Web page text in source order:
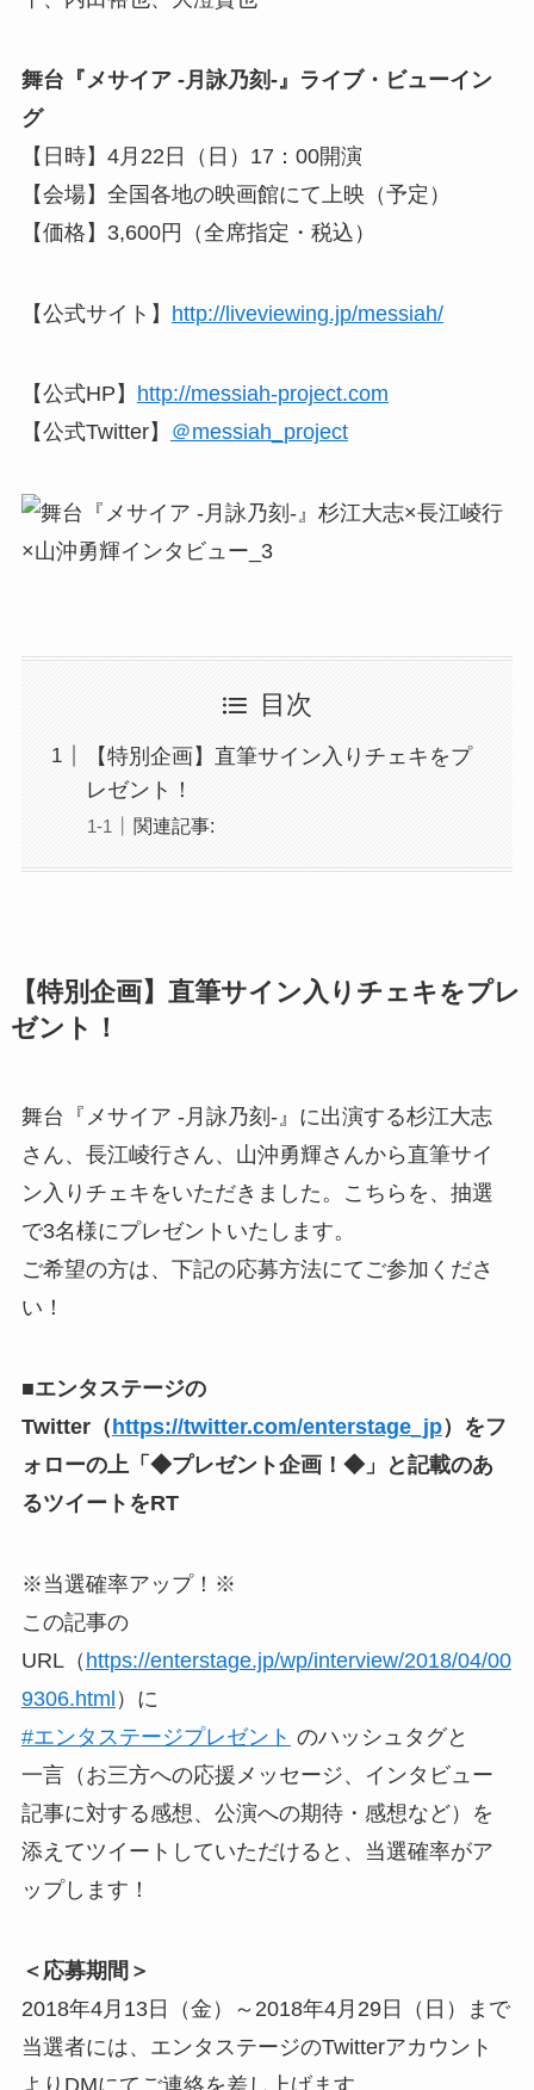
舞台『メサイア -月詠乃刻-』ライブ・ビューイン
グ
【日時】4月22日（日）17：00開演
【会場】全国各地の映画館にて上映（予定）
【価格】3,600円（全席指定・税込）
【公式サイト】 http://liveviewing.jp/messiah/
【公式HP】
http://messiah-project.com
【公式Twitter】
＠messiah_project
目次
【特別企画】直筆サイン入りチェキをプ
レゼント！
関連記事:
【特別企画】直筆サイン入りチェキをプレ
ゼント！
舞台『メサイア -月詠乃刻-』に出演する杉江大志
さん、長江崚行さん、山沖勇輝さんから直筆サイ
ン入りチェキをいただきました。こちらを、抽選
で3名様にプレゼントいたします。
ご希望の方は、下記の応募方法にてご参加くださ
い！
■エンタステージの
Twitter（ https://twitter.com/enterstage_jp）をフ
ォローの上「◆プレゼント企画！◆」と記載のあ
るツイートをRT
※当選確率アップ！※
この記事の
URL（ https://enterstage.jp/wp/interview/2018/04/00
9306.html ）に
#エンタステージプレゼント のハッシュタグと
一言（お三方への応援メッセージ、インタビュー
記事に対する感想、公演への期待・感想など）を
添えてツイートしていただけると、当選確率がア
ップします！
＜応募期間＞
2018年4月13日（金）～2018年4月29日（日）まで
当選者には、エンタステージのTwitterアカウント
よりDMにてご連絡を差し上げます。